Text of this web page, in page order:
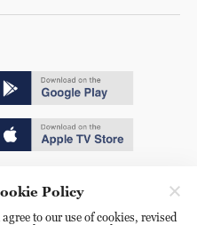
Policy
to our use of cookies, revised